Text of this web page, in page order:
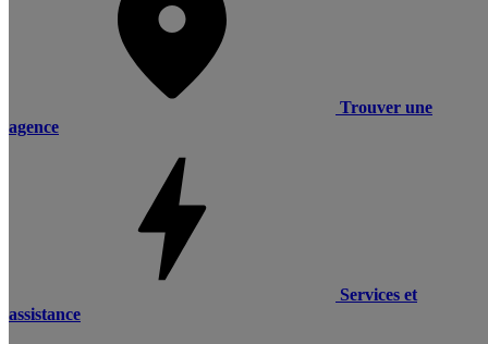
Trouver une
agence
Services et
assistance